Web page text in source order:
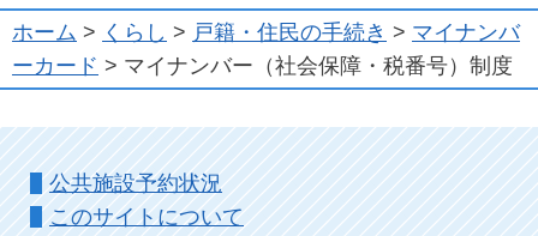
ホーム > くらし > 戸籍・住民の手続き > マイナンバ
ーカード > マイナンバー（社会保障・税番号）制度
公共施設予約状況
このサイトについて